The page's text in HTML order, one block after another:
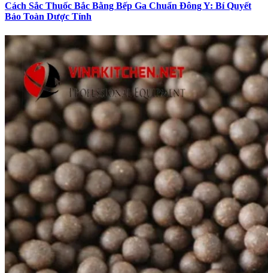
Cách Sắc Thuốc Bắc Bằng Bếp Ga Chuẩn Đông Y: Bí Quyết
Bảo Toàn Dược Tính